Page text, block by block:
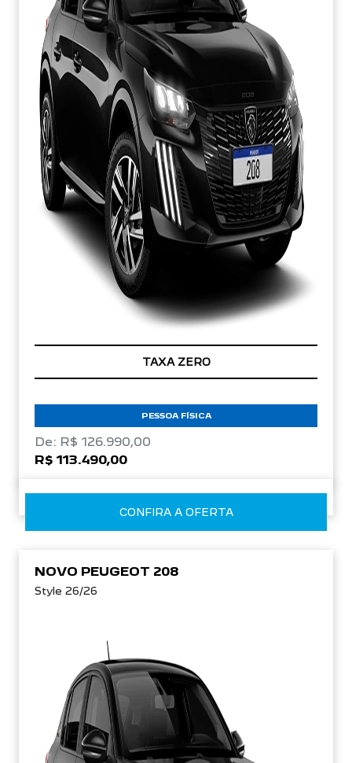
TAXA ZERO
PESSOA FÍSICA
De: R$ 126.990,00
R$ 113.490,00
CONFIRA A OFERTA
NOVO PEUGEOT 208
Style 26/26